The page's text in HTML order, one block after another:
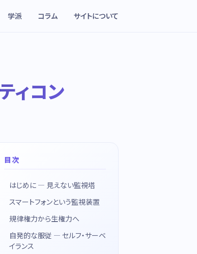
学派 コラム サイトについて
ィコン
目次
はじめに — 見えない監視塔
スマートフォンという監視装置
規律権力から生権力へ
自発的な服従 — セルフ・サーベ
イランス